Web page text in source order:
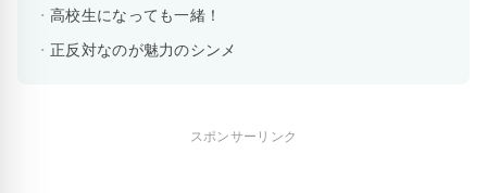
高校生になっても一緒！
正反対なのが魅力のシンメ
スポンサーリンク